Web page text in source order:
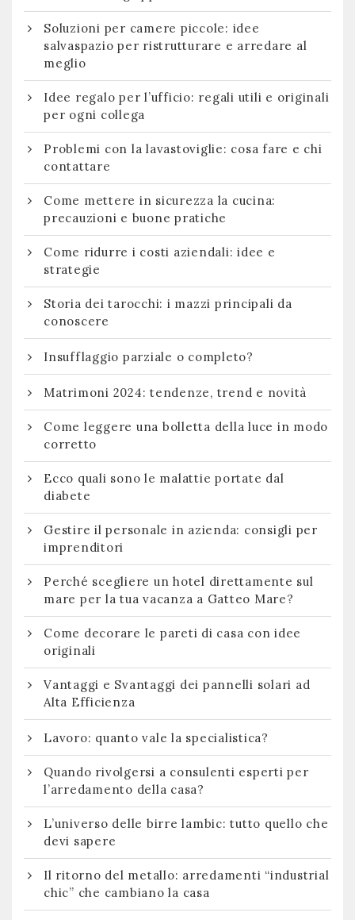
Soluzioni per camere piccole: idee
salvaspazio per ristrutturare e arredare al
meglio
Idee regalo per l’ufficio: regali utili e originali
per ogni collega
Problemi con la lavastoviglie: cosa fare e chi
contattare
Come mettere in sicurezza la cucina:
precauzioni e buone pratiche
Come ridurre i costi aziendali: idee e
strategie
Storia dei tarocchi: i mazzi principali da
conoscere
Insufflaggio parziale o completo?
Matrimoni 2024: tendenze, trend e novità
Come leggere una bolletta della luce in modo
corretto
Ecco quali sono le malattie portate dal
diabete
Gestire il personale in azienda: consigli per
imprenditori
Perché scegliere un hotel direttamente sul
mare per la tua vacanza a Gatteo Mare?
Come decorare le pareti di casa con idee
originali
Vantaggi e Svantaggi dei pannelli solari ad
Alta Efficienza
Lavoro: quanto vale la specialistica?
Quando rivolgersi a consulenti esperti per
l’arredamento della casa?
L’universo delle birre lambic: tutto quello che
devi sapere
Il ritorno del metallo: arredamenti “industrial
chic” che cambiano la casa